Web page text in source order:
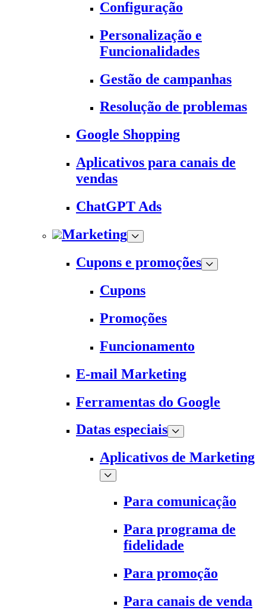
Configuração
Personalização e
Funcionalidades
Gestão de campanhas
Resolução de problemas
Google Shopping
Aplicativos para canais de
vendas
ChatGPT Ads
Marketing
Cupons e promoções
Cupons
Promoções
Funcionamento
E-mail Marketing
Ferramentas do Google
Datas especiais
Aplicativos de Marketing
Para comunicação
Para programa de
fidelidade
Para promoção
Para canais de venda